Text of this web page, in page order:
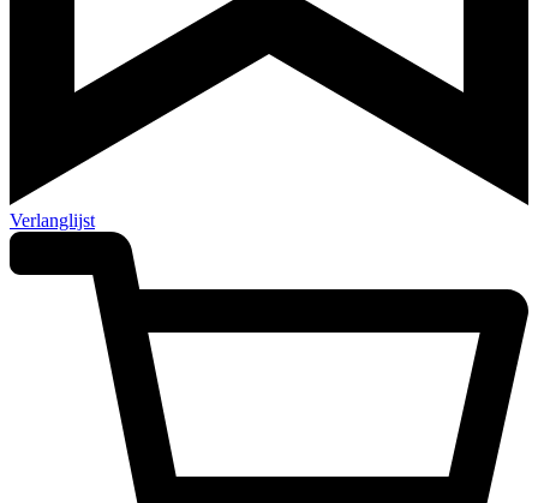
Verlanglijst